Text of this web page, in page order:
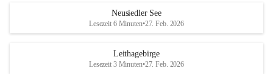
S
und den daraus folgenden wirtschaftlichen
Maßnahmen zur Bekämpfung
r
S
Neusiedler See
Lesezeit 6 Minuten•27. Feb. 2026
Leithagebirge
Lesezeit 3 Minuten•27. Feb. 2026